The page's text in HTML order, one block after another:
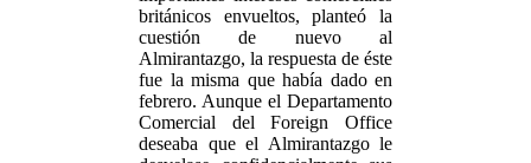
británicos envueltos, planteó la
cuestión de nuevo al
Almirantazgo, la respuesta de éste
fue la misma que había dado en
febrero. Aunque el Departamento
Comercial del Foreign Office
deseaba que el Almirantazgo le